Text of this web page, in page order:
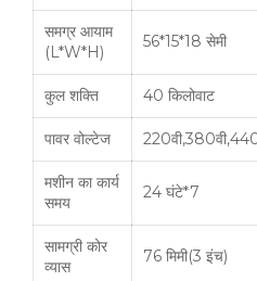
समग्र आयाम
(L*W*H)
56*15*18 सेमी
कुल शक्ति 40 किलोवाट
पावर वोल्टेज
मशीन का कार्य
समय
24 घंटे*7
सामग्री कोर
व्यास
76 मिमी(3 इंच)